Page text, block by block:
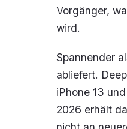
Vorgänger,
wird.
Spannender
abliefert.
iPhone 13
2026 erhält